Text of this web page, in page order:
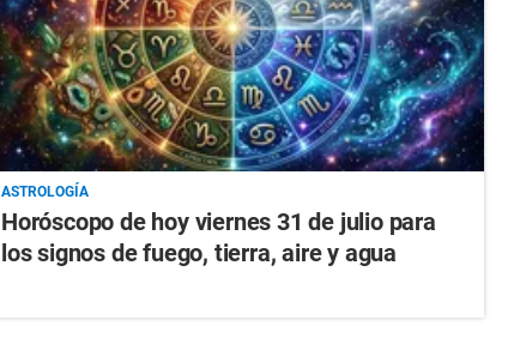
ASTROLOGÍA
Horóscopo de hoy viernes 31 de julio para
los signos de fuego, tierra, aire y agua